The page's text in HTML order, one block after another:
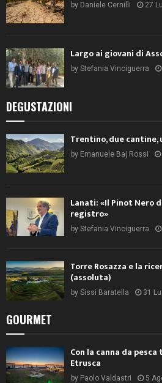
by Daniele Cernilli 27
Largo ai giovani di
by Stefania Vinciguerra
DEGUSTAZIONI
Trentino, due cantine,
by Emanuele Baj Rossi
Lanati: «Il Pinot Nero
registro»
by Stefania Vinciguerra
Torre Rosazza e la
(assoluta)
by Sissi Baratella 31
GOURMET
Con la canna da
Etrusca
by Paolo Valdastri 5